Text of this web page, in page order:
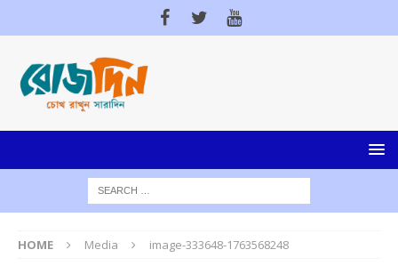
HOME Media image-333648-1763568248